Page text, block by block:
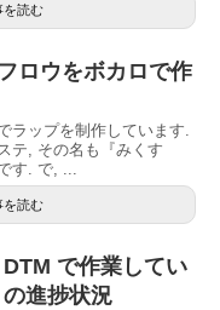
を読む
ロウをボカロで作
ラップを制作しています.
テ, その名も『みくす
す. で, ...
を読む
DTM で作業してい
進捗状況